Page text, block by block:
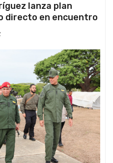
lanza plan
directo en encuentro